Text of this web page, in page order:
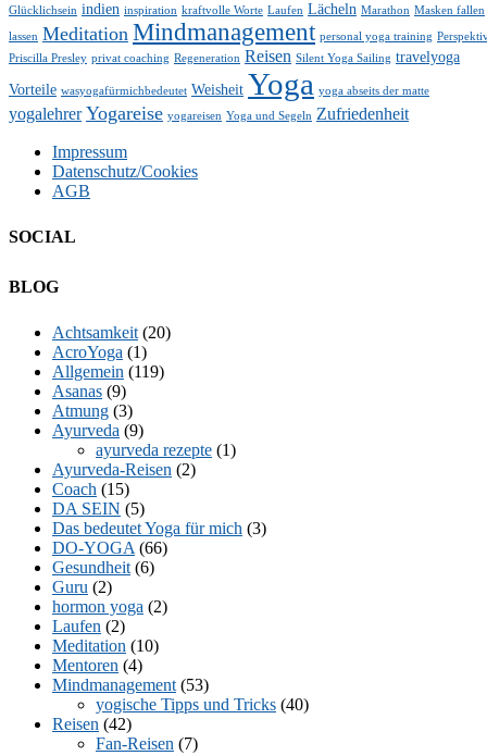
Glücklichsein indien inspiration kraftvolle Worte Laufen Lächeln Marathon Masken fallen
lassen Meditation Mindmanagement personal yoga training
Priscilla Presley privat coaching Regeneration Reisen Silent Yoga Sailing travelyoga
Vorteile wasyogafürmichbedeutet Weisheit Yoga yoga abseits der matte
yogalehrer Yogareise yogareisen Yoga und Segeln Zufriedenheit
Impressum
Datenschutz/Cookies
AGB
SOCIAL
Facebook
Twitter
E-
LinkedIn
YouTube
Instagram
BLOG
Achtsamkeit (20)
AcroYoga (1)
Allgemein (119)
Asanas (9)
Atmung (3)
Ayurveda (9)
ayurveda rezepte (1)
Ayurveda-Reisen (2)
Coach (15)
DA SEIN (5)
Das bedeutet Yoga für mich (3)
DO-YOGA (66)
Gesundheit (6)
Guru (2)
hormon yoga (2)
Laufen (2)
Meditation (10)
Mentoren (4)
Mindmanagement (53)
yogische Tipps und Tricks (40)
Reisen (42)
Fan-Reisen (7)